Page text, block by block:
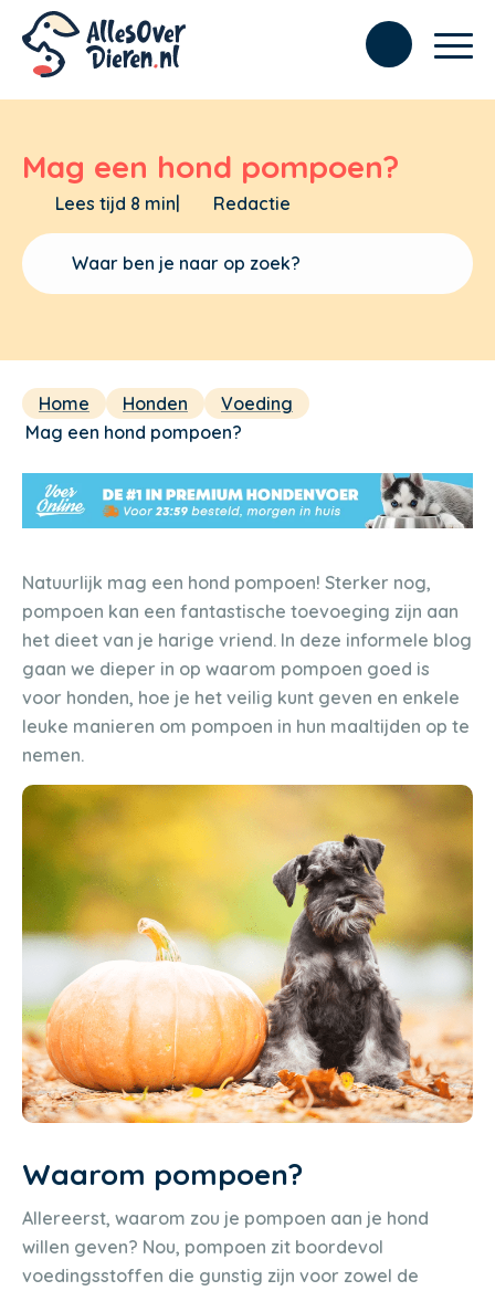
Mag een hond pompoen?
Lees tijd 8 min| Redactie
Home Honden
Voeding
Mag een hond pompoen?
Natuurlijk mag een hond pompoen! Sterker nog,
pompoen kan een fantastische toevoeging zijn aan
het dieet van je harige vriend. In deze informele blog
gaan we dieper in op waarom pompoen goed is
voor honden, hoe je het veilig kunt geven en enkele
leuke manieren om pompoen in hun maaltijden op te
nemen.
Waarom pompoen?
Allereerst, waarom zou je pompoen aan je hond
willen geven? Nou, pompoen zit boordevol
voedingsstoffen die gunstig zijn voor zowel de